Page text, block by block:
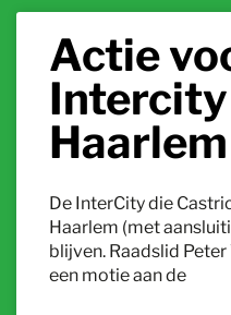
Actie
Haarlem
De InterCity die
Haarlem (met
blijven. Raadslid
een motie aan de